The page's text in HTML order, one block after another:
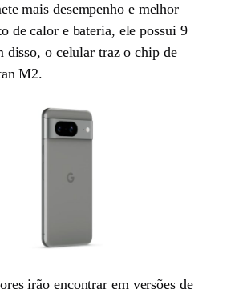
mais desempenho e melhor
de calor e bateria, ele possui 9
disso, o celular traz o chip de
M2.
irão encontrar em versões de